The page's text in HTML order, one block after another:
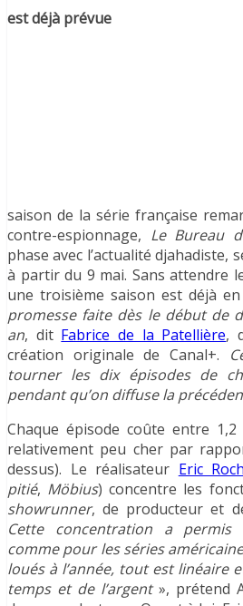
est déjà prévue
saison de la série française
contre-espionnage, Le Bureau
phase avec l’actualité djahadiste,
à partir du 9 mai. Sans attendre
une troisième saison est déjà
promesse faite dès le début de
an, dit Fabrice de la Patellière,
création originale de Canal+.
tourner les dix épisodes de
pendant qu’on diffuse la
Chaque épisode coûte entre
relativement peu cher par
dessus). Le réalisateur Eric
pitié, Möbius) concentre les
showrunner, de producteur et
Cette concentration a permis
comme pour les séries
loués à l’année, tout est linéaire
temps et de l’argent », prétend